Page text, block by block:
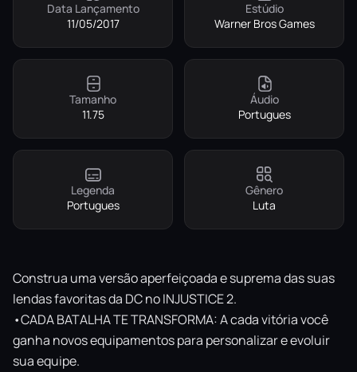
Data Lançamento
11/05/2017
Estúdio
Warner Bros Games
Tamanho
11.75
Áudio
Portugues
Legenda
Portugues
Gênero
Luta
Construa uma versão aperfeiçoada e suprema das suas
lendas favoritas da DC no INJUSTICE 2.
•CADA BATALHA TE TRANSFORMA: A cada vitória você
ganha novos equipamentos para personalizar e evoluir
sua equipe.